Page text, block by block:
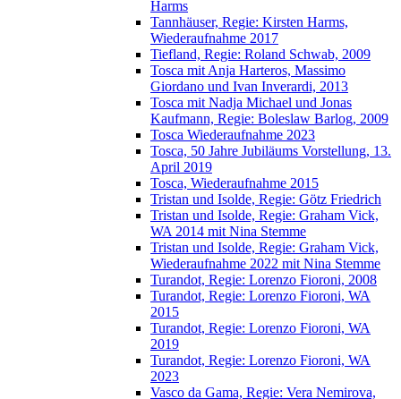
Harms
Tannhäuser, Regie: Kirsten Harms,
Wiederaufnahme 2017
Tiefland, Regie: Roland Schwab, 2009
Tosca mit Anja Harteros, Massimo
Giordano und Ivan Inverardi, 2013
Tosca mit Nadja Michael und Jonas
Kaufmann, Regie: Boleslaw Barlog, 2009
Tosca Wiederaufnahme 2023
Tosca, 50 Jahre Jubiläums Vorstellung, 13.
April 2019
Tosca, Wiederaufnahme 2015
Tristan und Isolde, Regie: Götz Friedrich
Tristan und Isolde, Regie: Graham Vick,
WA 2014 mit Nina Stemme
Tristan und Isolde, Regie: Graham Vick,
Wiederaufnahme 2022 mit Nina Stemme
Turandot, Regie: Lorenzo Fioroni, 2008
Turandot, Regie: Lorenzo Fioroni, WA
2015
Turandot, Regie: Lorenzo Fioroni, WA
2019
Turandot, Regie: Lorenzo Fioroni, WA
2023
Vasco da Gama, Regie: Vera Nemirova,